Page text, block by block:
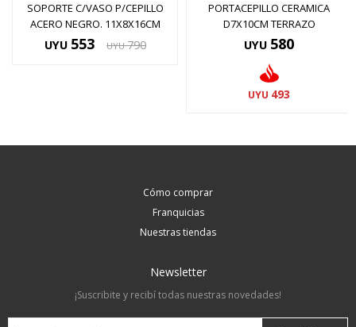
SOPORTE C/VASO P/CEPILLO
ACERO NEGRO. 11X8X16CM
UYU 553 UYU 790
PORTACEPILLO CERAMICA
D7X10CM TERRAZO
UYU 580
UYU 493
Cómo comprar
Franquicias
Nuestras tiendas
Newsletter
¡Suscribite y recibí todas nuestras novedades!